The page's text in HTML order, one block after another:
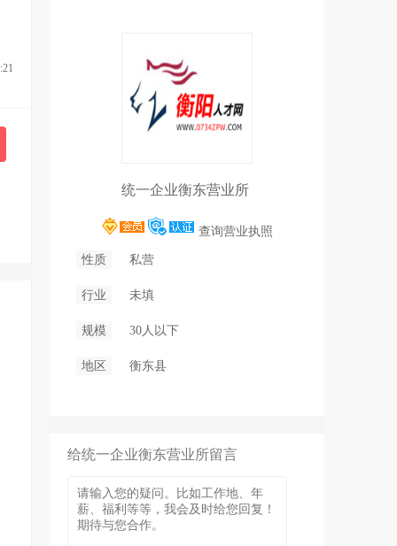
统一企业衡东营业所
查询营业执照
性质 私营
行业 未填
规模 30人以下
地区 衡东县
给统一企业衡东营业所留言